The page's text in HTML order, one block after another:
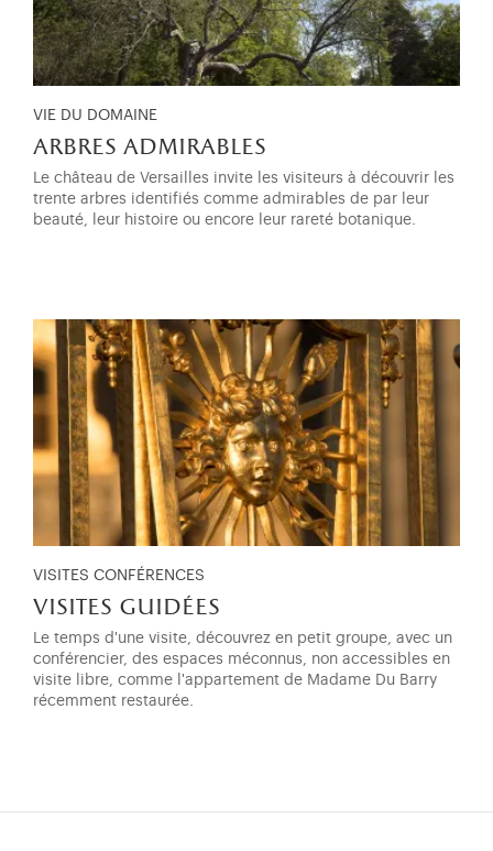
VIE DU DOMAINE
arbres admirables
Le château de Versailles invite les visiteurs à découvrir les
trente arbres identifiés comme admirables de par leur
beauté, leur histoire ou encore leur rareté botanique.
VISITES CONFÉRENCES
visites guidées
Le temps d'une visite, découvrez en petit groupe, avec un
conférencier, des espaces méconnus, non accessibles en
visite libre, comme l'appartement de Madame Du Barry
récemment restaurée.